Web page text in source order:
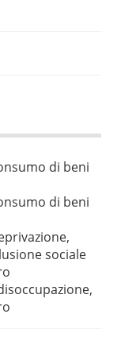
di beni
di beni
sociale